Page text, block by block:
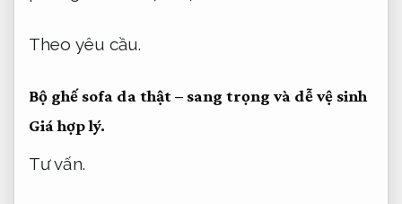
Theo yêu cầu.
Bộ ghế sofa da thật – sang trọng và dễ vệ sinh
Giá hợp lý.
Tư vấn.